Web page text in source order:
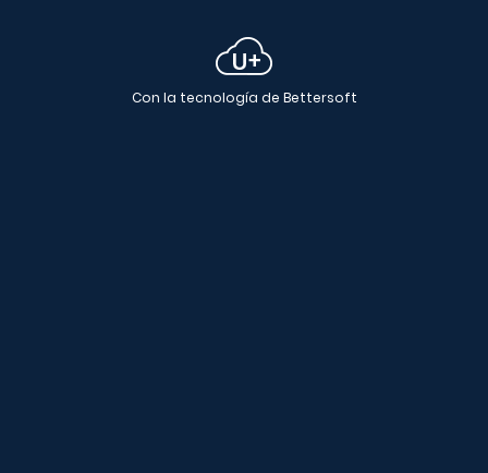
Con la tecnología de Bettersoft